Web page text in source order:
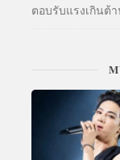
ตอบรับแรงเกินต้